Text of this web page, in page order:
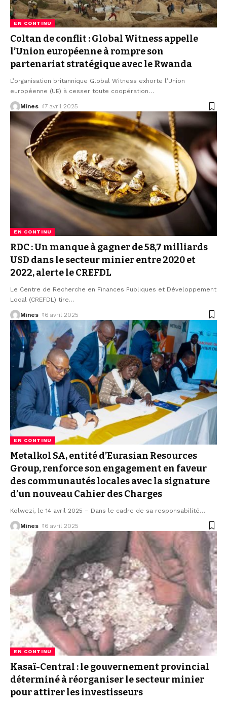
EN CONTINU
Coltan de conflit : Global Witness appelle
l’Union européenne à rompre son
partenariat stratégique avec le Rwanda
L’organisation britannique Global Witness exhorte l’Union
européenne (UE) à cesser toute coopération…
Mines 17 avril 2025
EN CONTINU
RDC : Un manque à gagner de 58,7 milliards
USD dans le secteur minier entre 2020 et
2022, alerte le CREFDL
Le Centre de Recherche en Finances Publiques et Développement
Local (CREFDL) tire…
Mines 16 avril 2025
EN CONTINU
Metalkol SA, entité d’Eurasian Resources
Group, renforce son engagement en faveur
des communautés locales avec la signature
d’un nouveau Cahier des Charges
Kolwezi, le 14 avril 2025 – Dans le cadre de sa responsabilité…
Mines 16 avril 2025
EN CONTINU
Kasaï-Central : le gouvernement provincial
déterminé à réorganiser le secteur minier
pour attirer les investisseurs